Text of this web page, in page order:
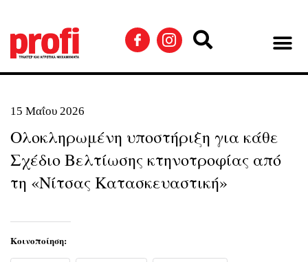
15 Μαΐου 2026
Ολοκληρωμένη υποστήριξη για κάθε
Σχέδιο Βελτίωσης κτηνοτροφίας από
τη «Νίτσας Κατασκευαστική»
Κοινοποίηση: